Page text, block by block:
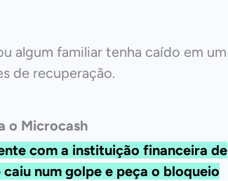
algum familiar tenha caído em um
de recuperação.
o Microcash
com a instituição financeira de
num golpe e peça o bloqueio